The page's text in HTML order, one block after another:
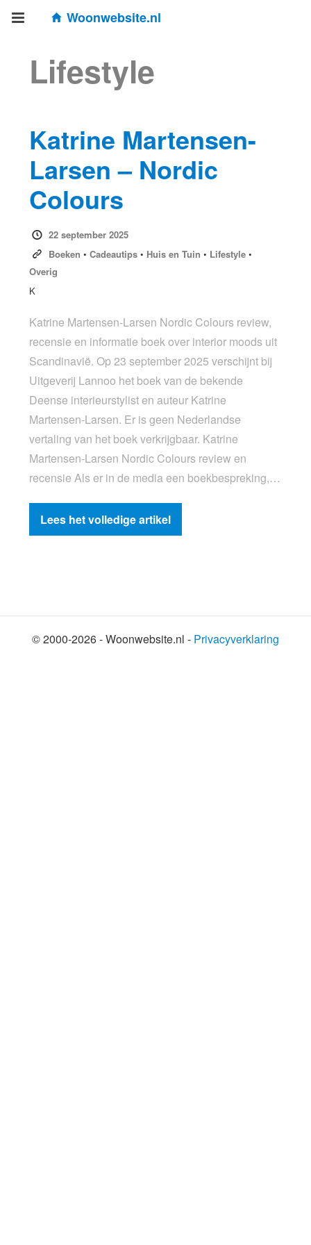
Woonwebsite.nl
Lifestyle
Katrine Martensen-
Larsen – Nordic
Colours
22 september 2025
Boeken • Cadeautips• Huis en Tuin • Lifestyle•
Overig
K
Katrine Martensen-Larsen Nordic Colours review,
recensie en informatie boek over interior moods uit
Scandinavië. Op 23 september 2025 verschijnt bij
Uitgeverij Lannoo het boek van de bekende
Deense interieurstylist en auteur Katrine
Martensen-Larsen. Er is geen Nederlandse
vertaling van het boek verkrijgbaar. Katrine
Martensen-Larsen Nordic Colours review en
recensie Als er in de media een boekbespreking,…
Lees het volledige artikel
© 2000-2026 - Woonwebsite.nl - Privacyverklaring